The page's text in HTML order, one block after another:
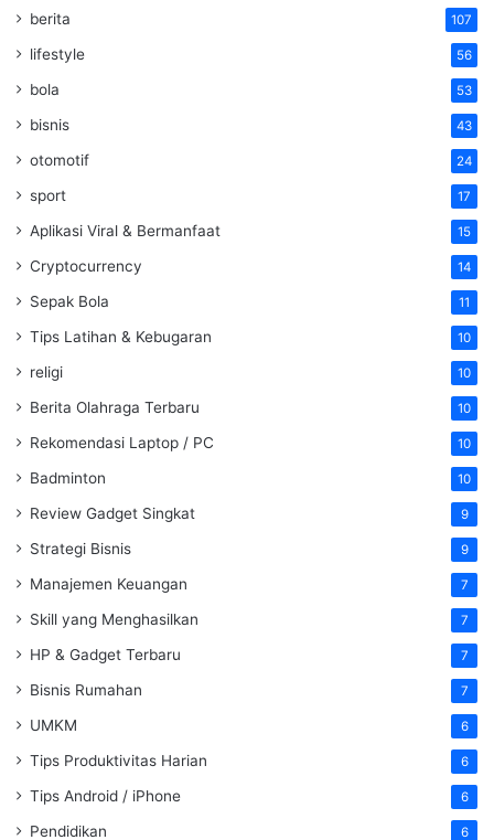
berita 107
lifestyle 56
bola 53
bisnis 43
otomotif 24
sport 17
Aplikasi Viral & Bermanfaat 15
Cryptocurrency 14
Sepak Bola 11
Tips Latihan & Kebugaran 10
religi 10
Berita Olahraga Terbaru 10
Rekomendasi Laptop / PC 10
Badminton 10
Review Gadget Singkat 9
Strategi Bisnis 9
Manajemen Keuangan 7
Skill yang Menghasilkan 7
HP & Gadget Terbaru 7
Bisnis Rumahan 7
UMKM 6
Tips Produktivitas Harian 6
Tips Android / iPhone 6
Pendidikan 6